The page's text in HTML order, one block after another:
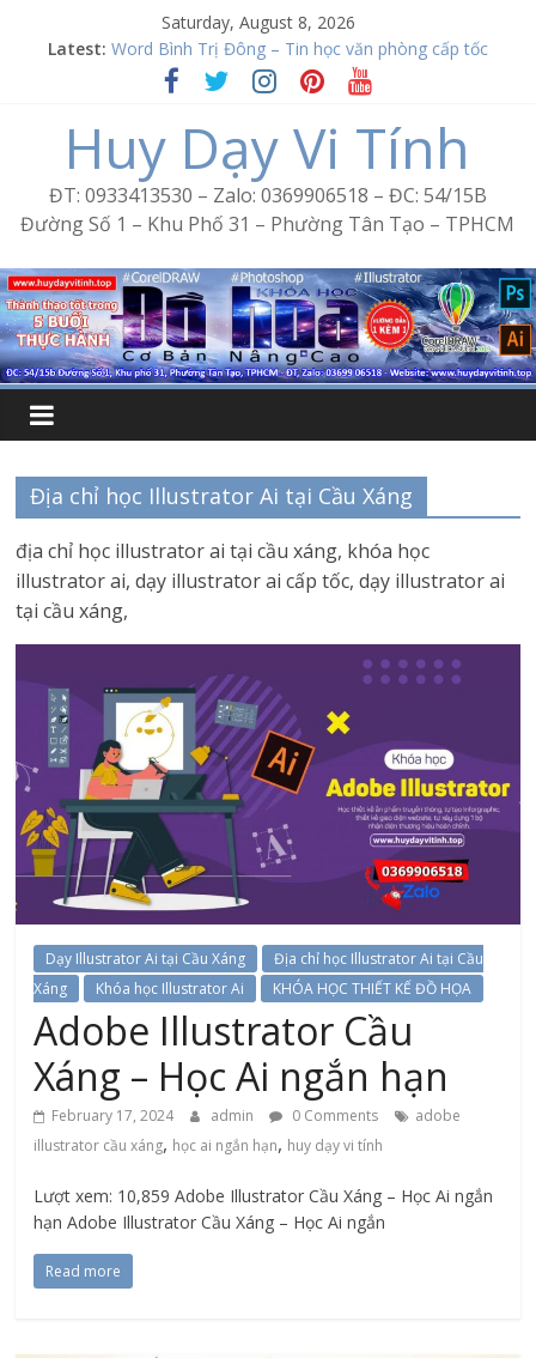
Saturday, August 8, 2026
Latest: Excel Bình Trị Đông – Vi tính văn phòng cấp tốc
Word Bình Trị Đông – Tin học văn phòng cấp tốc
Học Corel Tân Tạo
Cách tạo USB Boot bằng Ventoy
Khóa học Photoshop tại Tân Tạo
Huy Dạy Vi Tính
ĐT: 0933413530 – Zalo: 0369906518 – ĐC: 54/15B
Đường Số 1 – Khu Phố 31 – Phường Tân Tạo – TPHCM
Địa chỉ học Illustrator Ai tại Cầu Xáng
địa chỉ học illustrator ai tại cầu xáng, khóa học
illustrator ai, dạy illustrator ai cấp tốc, dạy illustrator ai
tại cầu xáng,
Dạy Illustrator Ai tại Cầu Xáng
Địa chỉ học Illustrator Ai tại Cầu
Xáng
Khóa học Illustrator Ai KHÓA HỌC THIẾT KẾ ĐỒ HỌA
Adobe Illustrator Cầu
Xáng – Học Ai ngắn hạn
February 17, 2024 admin 0 Comments
adobe
illustrator cầu xáng, học ai ngắn hạn, huy dạy vi tính
Lượt xem: 10,859 Adobe Illustrator Cầu Xáng – Học Ai ngắn
hạn Adobe Illustrator Cầu Xáng – Học Ai ngắn
Read more